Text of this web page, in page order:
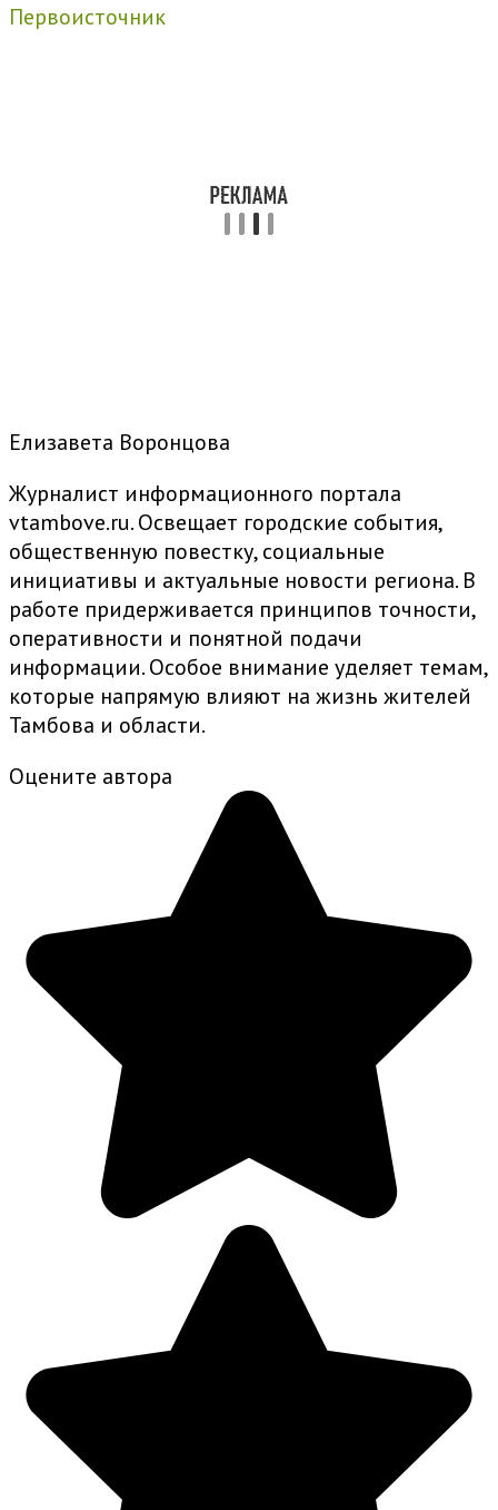
Первоисточник
Елизавета Воронцова
Журналист информационного портала
vtambove.ru. Освещает городские события,
общественную повестку, социальные
инициативы и актуальные новости региона. В
работе придерживается принципов точности,
оперативности и понятной подачи
информации. Особое внимание уделяет темам,
которые напрямую влияют на жизнь жителей
Тамбова и области.
Оцените автора